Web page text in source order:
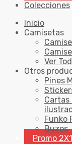
Colecciones
Inicio
Camisetas
Ver
Otros
Pines
Cartas
Funko
Buzos
Promo 2X1